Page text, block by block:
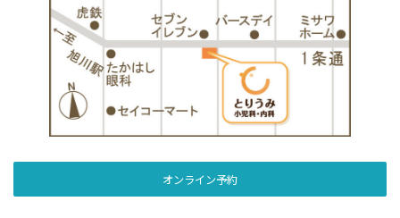
オンライン予約